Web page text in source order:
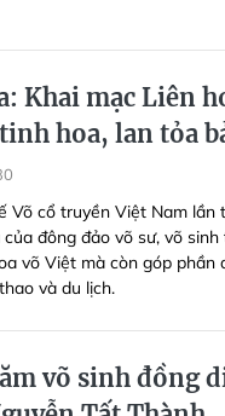
Khai mạc Liên
hoa, lan tỏa
Võ cổ truyền Việt Nam
đông đảo võ sư, võ
võ Việt mà còn góp phần
và du lịch.
võ sinh đồng